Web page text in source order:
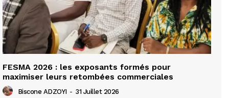
FESMA 2026 : les exposants formés pour
maximiser leurs retombées commerciales
Biscone ADZOYI - 31 Juillet 2026